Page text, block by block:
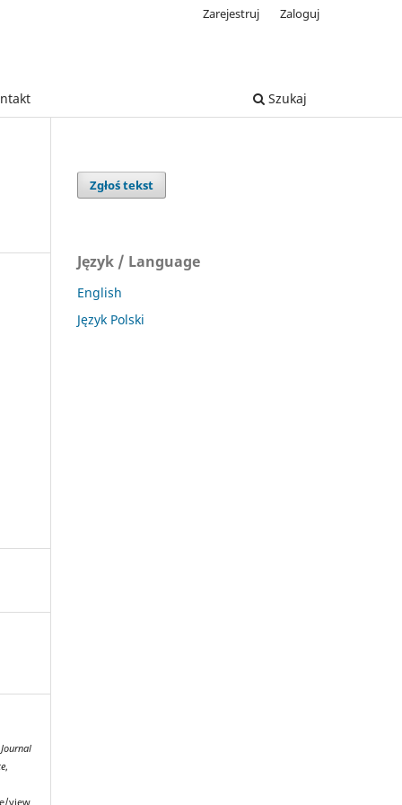
Szukaj
Zarejestruj Zaloguj
Journal
,
view
Zgłoś tekst
Język / Language
English
Język Polski